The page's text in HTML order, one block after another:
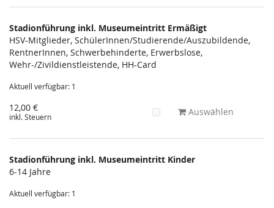
Stadionführung inkl. Museumeintritt Ermäßigt
HSV-Mitglieder, SchülerInnen/Studierende/Auszubildende,
RentnerInnen, Schwerbehinderte, Erwerbslose,
Wehr-/Zivildienstleistende, HH-Card
Aktuell verfügbar: 1
12,00 €
inkl. Steuern Auswählen
Stadionführung inkl. Museumeintritt Kinder
6-14 Jahre
Aktuell verfügbar: 1